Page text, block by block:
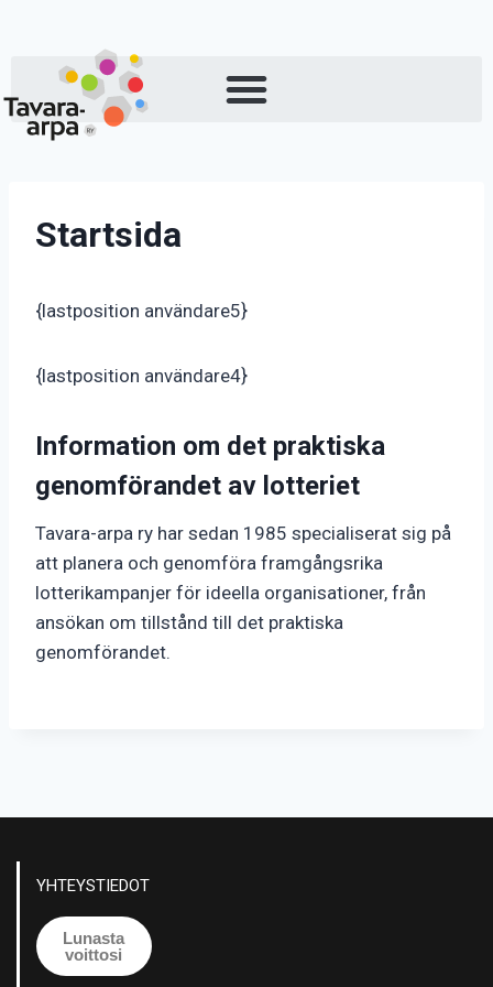
Startsida
{lastposition användare5}
{lastposition användare4}
Information om det praktiska
genomförandet av lotteriet
Tavara-arpa ry har sedan 1985 specialiserat sig på
att planera och genomföra framgångsrika
lotterikampanjer för ideella organisationer, från
ansökan om tillstånd till det praktiska
genomförandet.
YHTEYSTIEDOT
Lunasta
voittosi